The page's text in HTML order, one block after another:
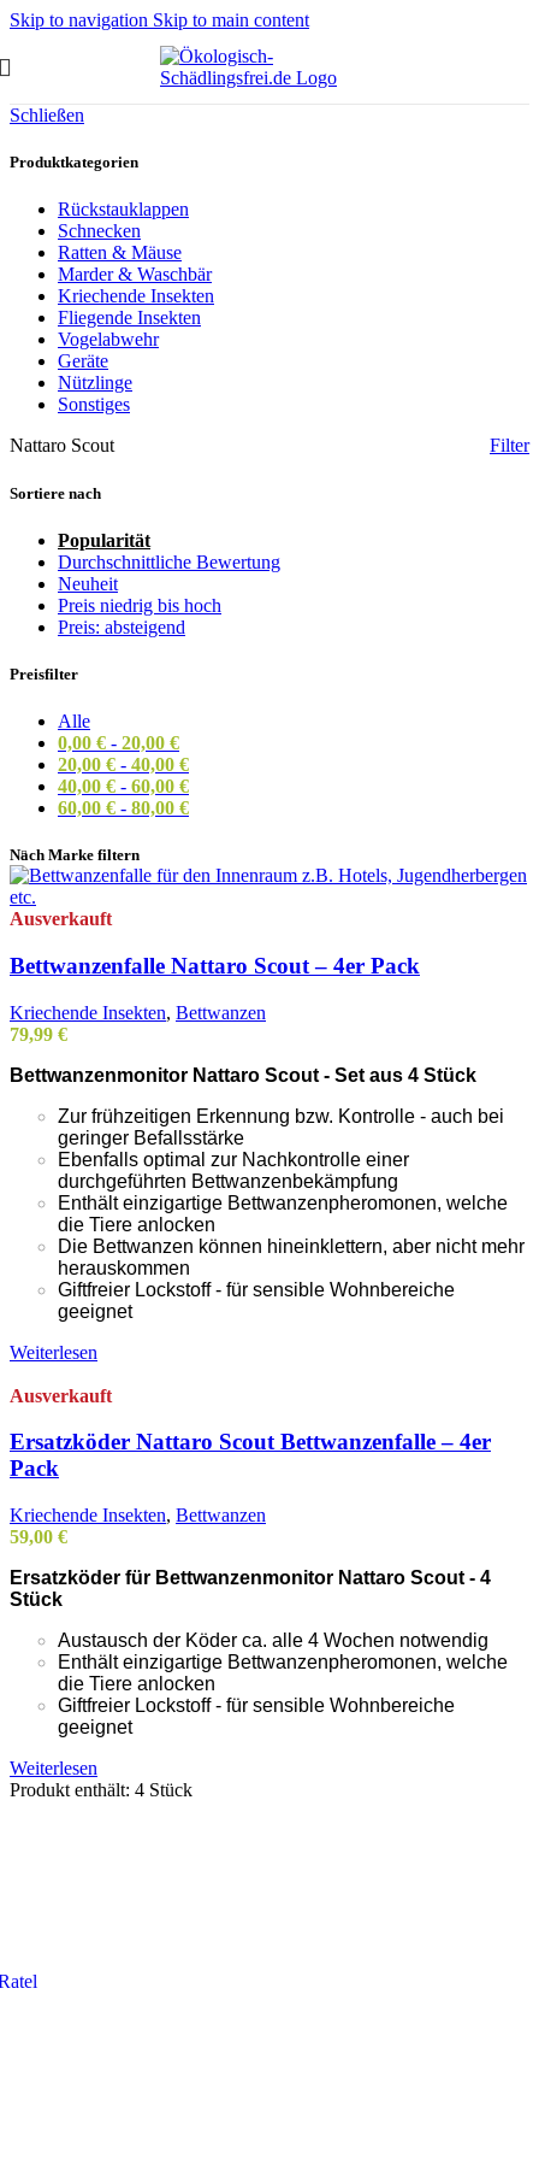
Skip to navigation Skip to main content
Schließen
Produktkategorien
Rückstauklappen
Schnecken
Ratten & Mäuse
Marder & Waschbär
Kriechende Insekten
Fliegende Insekten
Vogelabwehr
Geräte
Nützlinge
Sonstiges
Nattaro Scout
Filter
Sortiere nach
Popularität
Durchschnittliche Bewertung
Neuheit
Preis niedrig bis hoch
Preis: absteigend
Preisfilter
Alle
0,00 € - 20,00 €
20,00 € - 40,00 €
40,00 € - 60,00 €
60,00 € - 80,00 €
Nach Marke filtern
Ausverkauft
Bettwanzenfalle Nattaro Scout – 4er Pack
Kriechende Insekten, Bettwanzen
79,99 €
Bettwanzenmonitor Nattaro Scout - Set aus 4 Stück
Zur frühzeitigen Erkennung bzw. Kontrolle - auch bei
geringer Befallsstärke
Ebenfalls optimal zur Nachkontrolle einer
durchgeführten Bettwanzenbekämpfung
Enthält einzigartige Bettwanzenpheromonen, welche
die Tiere anlocken
Die Bettwanzen können hineinklettern, aber nicht mehr
herauskommen
Giftfreier Lockstoff - für sensible Wohnbereiche
geeignet
Weiterlesen
Ausverkauft
Ersatzköder Nattaro Scout Bettwanzenfalle – 4er
Pack
Kriechende Insekten, Bettwanzen
59,00 €
Ersatzköder für Bettwanzenmonitor Nattaro Scout - 4
Stück
Austausch der Köder ca. alle 4 Wochen notwendig
Enthält einzigartige Bettwanzenpheromonen, welche
die Tiere anlocken
Giftfreier Lockstoff - für sensible Wohnbereiche
geeignet
Weiterlesen
Produkt enthält: 4 Stück